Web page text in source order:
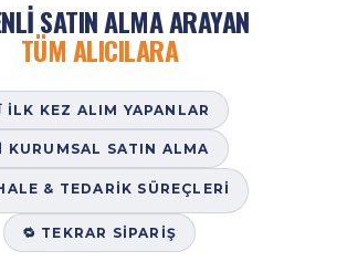
SATIN ALMA ARAYAN
TÜM ALICILARA
İLK KEZ ALIM YAPANLAR
KURUMSAL SATIN ALMA
& TEDARIK SÜREÇLERI
🔁 TEKRAR SIPARIŞ